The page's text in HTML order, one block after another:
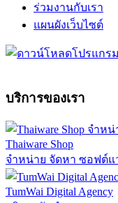
ร่วมงานกับเรา
แผนผังเว็บไซต์
บริการของเรา
Thaiware Shop
จำหน่าย จัดหา ซอฟต์
TumWai Digital Agency